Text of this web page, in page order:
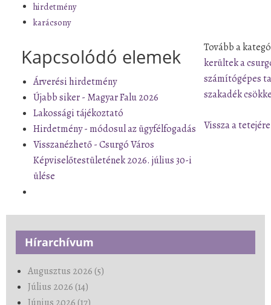
hirdetmény
karácsony
Kapcsolódó elemek
Árverési hirdetmény
Újabb siker - Magyar Falu 2026
Lakossági tájékoztató
Hirdetmény - módosul az ügyfélfogadás
Visszanézhető - Csurgó Város
Képviselőtestületének 2026. július 30-i
ülése
Tovább a
kerültek a
számítógépes
szakadék
Vissza a tetejére
Hírarchívum
Augusztus 2026 (5)
Július 2026 (14)